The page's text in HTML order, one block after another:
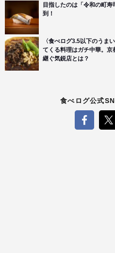
目指したのは「令和の町
到！
〈食べログ3.5以下のうま
てくる料理はガチ中華。
継ぐ気鋭店とは？
食べログ公式